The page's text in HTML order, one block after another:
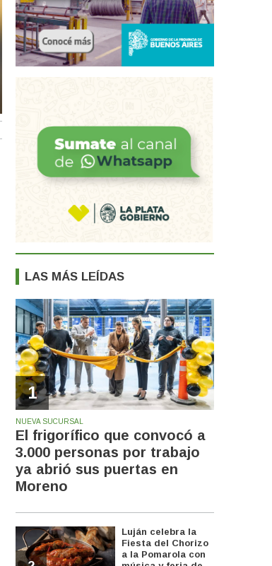
LAS MÁS LEÍDAS
1
NUEVA SUCURSAL
El frigorífico que convocó a
3.000 personas por trabajo
ya abrió sus puertas en
Moreno
Luján celebra la
Fiesta del Chorizo
a la Pomarola con